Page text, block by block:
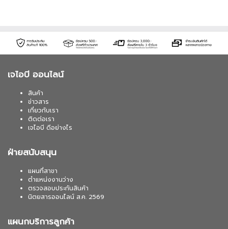
เจไอบี ออนไลน์
สินค้า
ข่าวสาร
เกี่ยวกับเรา
ติดต่อเรา
เจไอบี ดีอย่างไร
ฝ่ายสนับสนุน
แผนที่สาขา
ตำแหน่งงานว่าง
ตรวจสอบประกันสินค้า
นิตยสารออนไลน์ ส.ค. 2569
แผนกบริการลูกค้า